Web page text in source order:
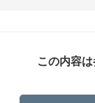
この内容